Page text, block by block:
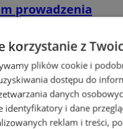
prowadzenia
w Zabrzu
korzystanie z
plików cookie i
dostępu do
danych
identyfikatory i dane
reklam i treści,